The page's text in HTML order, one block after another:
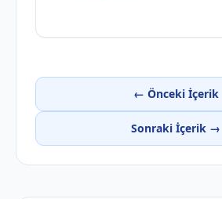
← Önceki İçerik
Sonraki İçerik →